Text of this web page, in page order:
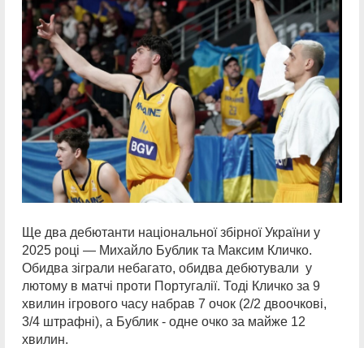
Ще два дебютанти національної збірної України у
2025 році — Михайло Бублик та Максим Кличко.
Обидва зіграли небагато, обидва дебютували у
лютому в матчі проти Португалії. Тоді Кличко за 9
хвилин ігрового часу набрав 7 очок (2/2 двоочкові,
3/4 штрафні), а Бублик - одне очко за майже 12
хвилин.